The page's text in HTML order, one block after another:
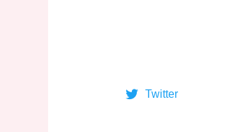
Twitter